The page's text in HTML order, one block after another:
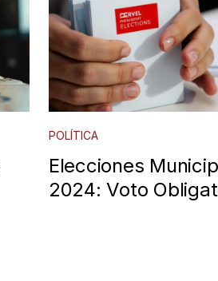
POLÍTICA
Elecciones
2024: Voto